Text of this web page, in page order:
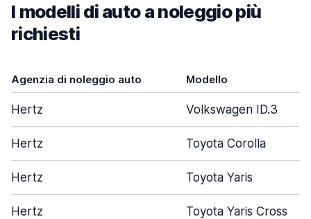
I modelli di auto a noleggio più
richiesti
Agenzia di noleggio auto Modello
Hertz Volkswagen ID.3
Hertz Toyota Corolla
Hertz Toyota Yaris
Hertz Toyota Yaris Cross